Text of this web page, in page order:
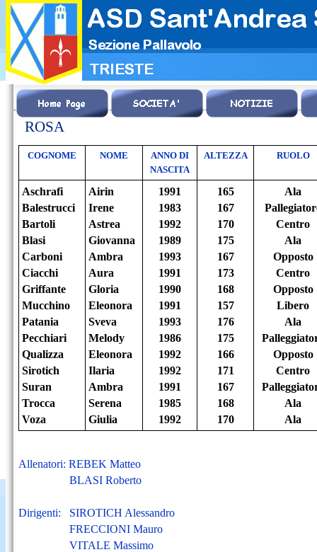
ROSA
COGNOME NOME
ANNO DI
NASCITA
ALTEZZA RUOLO
Aschrafi
Balestrucci
Bartoli
Blasi
Carboni
Ciacchi
Griffante
Mucchino
Patania
Pecchiari
Qualizza
Sirotich
Suran
Trocca
Voza
Airin
Irene
Astrea
Giovanna
Ambra
Aura
Gloria
Eleonora
Sveva
Melody
Eleonora
Ilaria
Ambra
Serena
Giulia
1991
1983
1992
1989
1993
1991
1990
1991
1993
1986
1992
1992
1991
1985
1992
165
167
170
175
167
173
168
157
176
175
166
171
167
168
170
Ala
Centro
Ala
Opposto
Centro
Opposto
Libero
Ala
Opposto
Centro
Ala
Ala
Allenatori: REBEK Matteo
BLASI Roberto
Dirigenti: SIROTICH Alessandro
FRECCIONI Mauro
VITALE Massimo